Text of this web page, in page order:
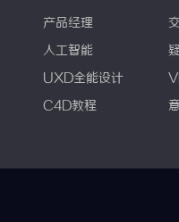
产品经理
人工智能
UXD全能设计
C4D教程